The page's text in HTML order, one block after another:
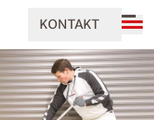
KONTAKT